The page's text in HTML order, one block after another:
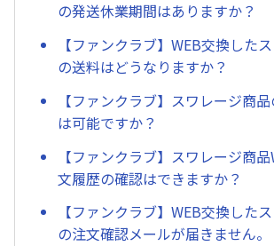
の発送休業期間はありますか？
【ファンクラブ】WEB交換した
の送料はどうなりますか？
【ファンクラブ】スワレージ商
は可能ですか？
【ファンクラブ】スワレージ商
文履歴の確認はできますか？
【ファンクラブ】WEB交換した
の注文確認メールが届きません。